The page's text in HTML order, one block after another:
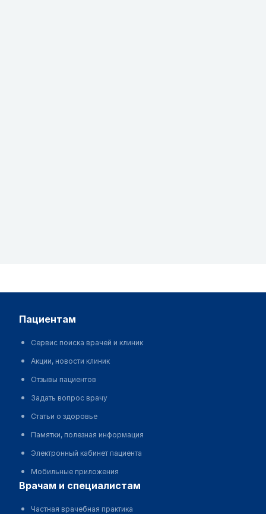
пациентам
Сервис поиска врачей и клиник
Акции, новости клиник
Отзывы пациентов
Задать вопрос врачу
Статьи о здоровье
Памятки, полезная информация
Электронный кабинет пациента
Мобильные приложения
врачам и специалистам
Частная врачебная практика